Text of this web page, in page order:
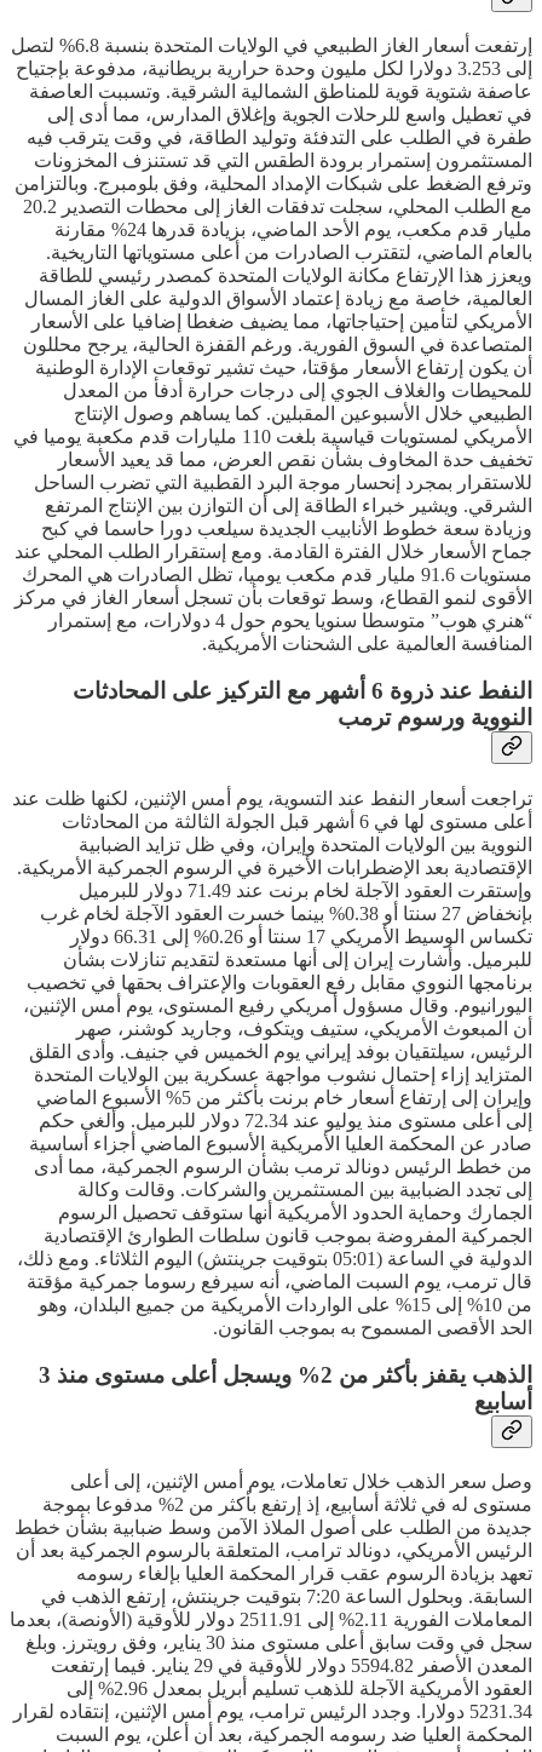
إرتفعت أسعار الغاز الطبيعي في الولايات المتحدة بنسبة 6.8% لتصل
إلى 3.253 دولارا لكل مليون وحدة حرارية بريطانية، مدفوعة بإجتياح
عاصفة شتوية قوية للمناطق الشمالية الشرقية. وتسببت العاصفة
في تعطيل واسع للرحلات الجوية وإغلاق المدارس، مما أدى إلى
طفرة في الطلب على التدفئة وتوليد الطاقة، في وقت يترقب فيه
المستثمرون إستمرار برودة الطقس التي قد تستنزف المخزونات
وترفع الضغط على شبكات الإمداد المحلية، وفق بلومبرج. وبالتزامن
مع الطلب المحلي، سجلت تدفقات الغاز إلى محطات التصدير 20.2
مليار قدم مكعب، يوم الأحد الماضي، بزيادة قدرها 24% مقارنة
بالعام الماضي، لتقترب الصادرات من أعلى مستوياتها التاريخية.
ويعزز هذا الإرتفاع مكانة الولايات المتحدة كمصدر رئيسي للطاقة
العالمية، خاصة مع زيادة إعتماد الأسواق الدولية على الغاز المسال
الأمريكي لتأمين إحتياجاتها، مما يضيف ضغطا إضافيا على الأسعار
المتصاعدة في السوق الفورية. ورغم القفزة الحالية، يرجح محللون
أن يكون إرتفاع الأسعار مؤقتا، حيث تشير توقعات الإدارة الوطنية
للمحيطات والغلاف الجوي إلى درجات حرارة أدفأ من المعدل
الطبيعي خلال الأسبوعين المقبلين. كما يساهم وصول الإنتاج
الأمريكي لمستويات قياسية بلغت 110 مليارات قدم مكعبة يوميا في
تخفيف حدة المخاوف بشأن نقص العرض، مما قد يعيد الأسعار
للاستقرار بمجرد إنحسار موجة البرد القطبية التي تضرب الساحل
الشرقي. ويشير خبراء الطاقة إلى أن التوازن بين الإنتاج المرتفع
وزيادة سعة خطوط الأنابيب الجديدة سيلعب دورا حاسما في كبح
جماح الأسعار خلال الفترة القادمة. ومع إستقرار الطلب المحلي عند
مستويات 91.6 مليار قدم مكعب يوميا، تظل الصادرات هي المحرك
الأقوى لنمو القطاع، وسط توقعات بأن تسجل أسعار الغاز في مركز
“هنري هوب” متوسطا سنويا يحوم حول 4 دولارات، مع إستمرار
المنافسة العالمية على الشحنات الأمريكية.
النفط عند ذروة 6 أشهر مع التركيز على المحادثات
النووية ورسوم ترمب
تراجعت أسعار النفط عند التسوية، يوم أمس الإثنين، لكنها ظلت عند
أعلى مستوى لها في 6 أشهر قبل الجولة الثالثة من المحادثات
النووية بين الولايات المتحدة وإيران، وفي ظل تزايد الضبابية
الإقتصادية بعد الإضطرابات الأخيرة في الرسوم الجمركية الأمريكية.
وإستقرت العقود الآجلة لخام برنت عند 71.49 دولار للبرميل
بإنخفاض 27 سنتا أو 0.38% بينما خسرت العقود الآجلة لخام غرب
تكساس الوسيط الأمريكي 17 سنتا أو 0.26% إلى 66.31 دولار
للبرميل. وأشارت إيران إلى أنها مستعدة لتقديم تنازلات بشأن
برنامجها النووي مقابل رفع العقوبات والإعتراف بحقها في تخصيب
اليورانيوم. وقال مسؤول أمريكي رفيع المستوى، يوم أمس الإثنين،
أن المبعوث الأمريكي، ستيف ويتكوف، وجاريد كوشنر، صهر
الرئيس، سيلتقيان بوفد إيراني يوم الخميس في جنيف. وأدى القلق
المتزايد إزاء إحتمال نشوب مواجهة عسكرية بين الولايات المتحدة
وإيران إلى إرتفاع أسعار خام برنت بأكثر من 5% الأسبوع الماضي
إلى أعلى مستوى منذ يوليو عند 72.34 دولار للبرميل. وألغى حكم
صادر عن المحكمة العليا الأمريكية الأسبوع الماضي أجزاء أساسية
من خطط الرئيس دونالد ترمب بشأن الرسوم الجمركية، مما أدى
إلى تجدد الضبابية بين المستثمرين والشركات. وقالت وكالة
الجمارك وحماية الحدود الأمريكية أنها ستوقف تحصيل الرسوم
الجمركية المفروضة بموجب قانون سلطات الطوارئ الإقتصادية
الدولية في الساعة (05:01 بتوقيت جرينتش) اليوم الثلاثاء. ومع ذلك،
قال ترمب، يوم السبت الماضي، أنه سيرفع رسوما جمركية مؤقتة
من 10% إلى 15% على الواردات الأمريكية من جميع البلدان، وهو
الحد الأقصى المسموح به بموجب القانون.
الذهب يقفز بأكثر من 2% ويسجل أعلى مستوى منذ 3
أسابيع
وصل سعر الذهب خلال تعاملات، يوم أمس الإثنين، إلى أعلى
مستوى له في ثلاثة أسابيع، إذ إرتفع بأكثر من 2% مدفوعا بموجة
جديدة من الطلب على أصول الملاذ الآمن وسط ضبابية بشأن خطط
الرئيس الأمريكي، دونالد ترامب، المتعلقة بالرسوم الجمركية بعد أن
تعهد بزيادة الرسوم عقب قرار المحكمة العليا بإلغاء رسومه
السابقة. وبحلول الساعة 7:20 بتوقيت جرينتش، إرتفع الذهب في
المعاملات الفورية 2.11% إلى 2511.91 دولار للأوقية (الأونصة)، بعدما
سجل في وقت سابق أعلى مستوى منذ 30 يناير، وفق رويترز. وبلغ
المعدن الأصفر 5594.82 دولار للأوقية في 29 يناير. فيما إرتفعت
العقود الأمريكية الآجلة للذهب تسليم أبريل بمعدل 2.96% إلى
5231.34 دولارا. وجدد الرئيس ترامب، يوم أمس الإثنين، إنتقاده لقرار
المحكمة العليا ضد رسومه الجمركية، بعد أن أعلن، يوم السبت